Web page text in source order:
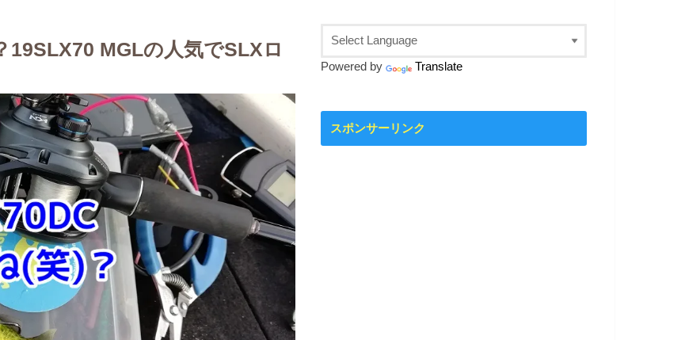
19SLX70 MGLの人気でSLXロ
Powered by Translate
スポンサーリンク